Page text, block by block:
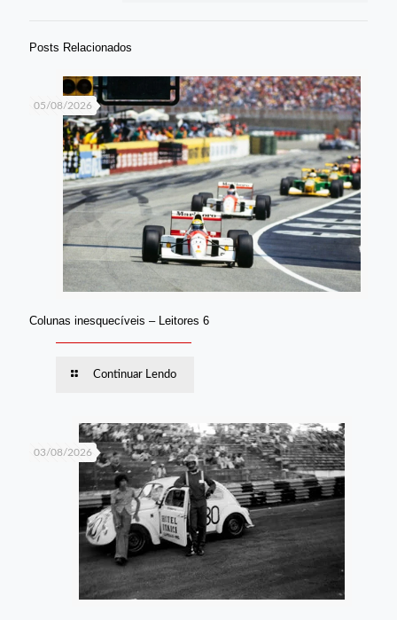
Posts Relacionados
05/08/2026
Colunas inesquecíveis – Leitores 6
Continuar Lendo
03/08/2026